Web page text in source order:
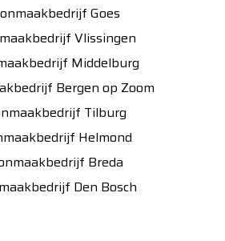
Goes
Vlissingen
Middelburg
Bergen op Zoom
Tilburg
Helmond
Breda
Den Bosch